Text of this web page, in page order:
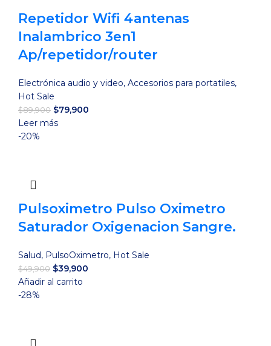
Repetidor Wifi 4antenas
Inalambrico 3en1
Ap/repetidor/router
Electrónica audio y video, Accesorios para portatiles,
Hot Sale
$89,900 El
precio
$79,900
Leer más
-20%
Pulsoximetro Pulso Oximetro
Saturador Oxigenacion Sangre.
Salud, PulsoOximetro, Hot Sale
$49,900 El
precio
$39,900
Añadir al carrito
-28%